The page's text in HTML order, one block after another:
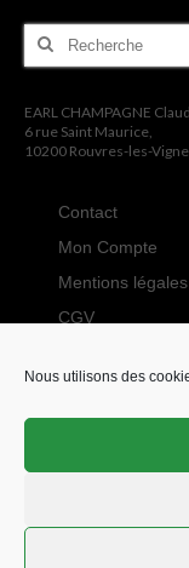
Nous utilisons des
Rechercher
EARL CHAMPAGNE
6 rue Saint Maurice,
10200 Rouvres-les-
Contact
Mon Compte
Mentions légales
CGV
confidentialité
© 2026 CHAMPAGNE